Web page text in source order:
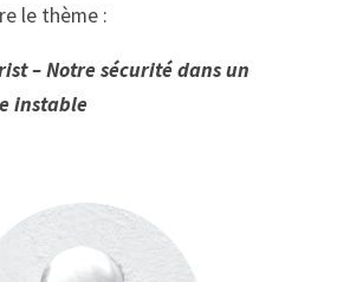
le thème :
– Notre sécurité dans un
instable